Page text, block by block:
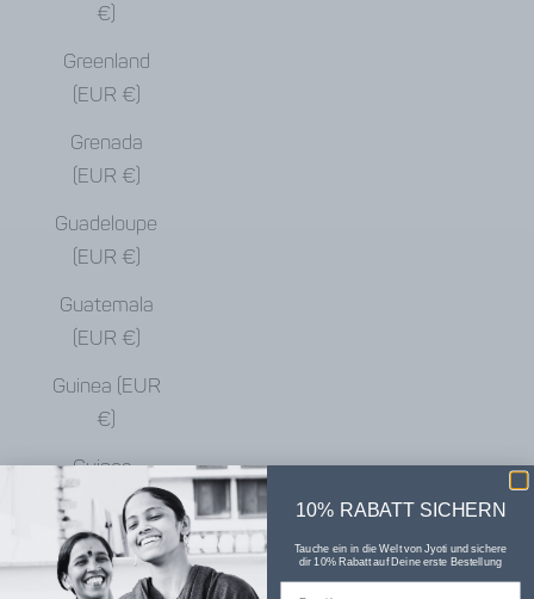
€)
Greenland
(EUR €)
Grenada
(EUR €)
Guadeloupe
(EUR €)
Guatemala
(EUR €)
Guinea (EUR
€)
Guinea-
Bissau (EUR
€)
Guyana (EUR
10% RABATT SICHERN
Tauche ein in die Welt von Jyoti und sichere
dir 10% Rabatt auf Deine erste Bestellung